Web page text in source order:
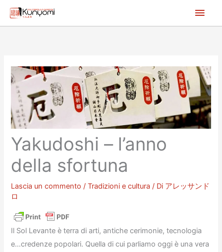
Yakudoshi – l’anno
della sfortuna
Lascia un commento /Tradizioni e cultura / Di アレッサンド
ロ
Il Sol Levante è terra di arti, antiche cerimonie, tecnologia
e…credenze popolari. Quella di cui parliamo oggi è una vera